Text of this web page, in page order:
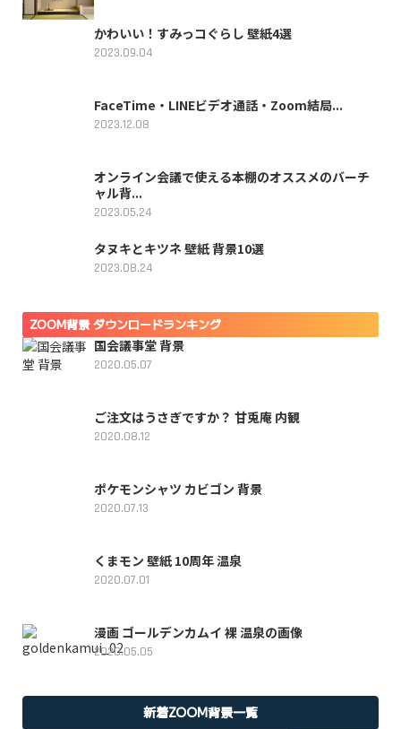
かわいい！すみっコぐらし 壁紙4選
2023.09.04
FaceTime・LINEビデオ通話・Zoom結局...
2023.12.08
オンライン会議で使える本棚のオススメのバーチ
ャル背...
2023.05.24
タヌキとキツネ 壁紙 背景10選
2023.08.24
ZOOM背景 ダウンロードランキング
国会議事堂 背景
2020.05.07
ご注文はうさぎですか？ 甘兎庵 内観
2020.08.12
ポケモンシャツ カビゴン 背景
2020.07.13
くまモン 壁紙 10周年 温泉
2020.07.01
漫画 ゴールデンカムイ 裸 温泉の画像
2020.05.05
新着ZOOM背景一覧